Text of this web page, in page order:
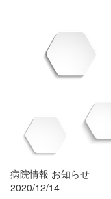
病院情報 お知らせ
2020/12/14